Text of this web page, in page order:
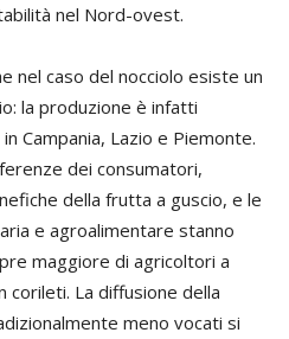
nel Nord-ovest.
nel caso del nocciolo esiste un
la produzione è infatti
Campania, Lazio e Piemonte.
dei consumatori,
della frutta a guscio, e le
e agroalimentare stanno
maggiore di agricoltori a
La diffusione della
meno vocati si